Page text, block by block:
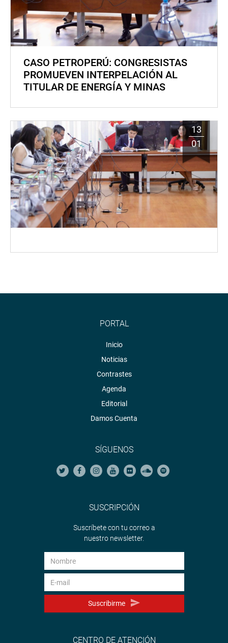
CASO PETROPERÚ: CONGRESISTAS
PROMUEVEN INTERPELACIÓN AL
TITULAR DE ENERGÍA Y MINAS
13
01
PORTAL
Inicio
Noticias
Contrastes
Agenda
Editorial
Damos Cuenta
SÍGUENOS
SUSCRIPCIÓN
Suscríbete con tu correo a
nuestro newsletter.
Suscribirme
CENTRO DE ATENCIÓN